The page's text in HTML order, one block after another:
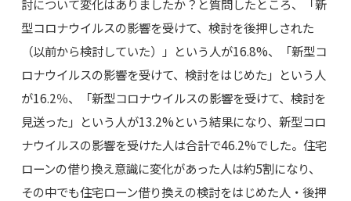
討について変化はありましたか？と質問したところ、「新
型コロナウイルスの影響を受けて、検討を後押しされた
（以前から検討していた）」という人が16.8%、「新型コ
ロナウイルスの影響を受けて、検討をはじめた」という人
が16.2％、「新型コロナウイルスの影響を受けて、検討を
見送った」という人が13.2%という結果になり、新型コロ
ナウイルスの影響を受けた人は合計で46.2%でした。住宅
ローンの借り換え意識に変化があった人は約5割になり、
その中でも住宅ローン借り換えの検討をはじめた人・後押